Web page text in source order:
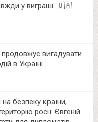
у виграші. 🇺🇦
вигадувати
в Україні
безпеку країни,
росії: Євгеній